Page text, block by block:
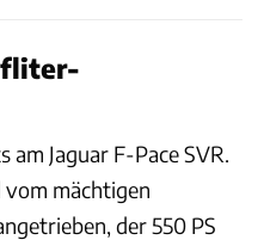
am Jaguar F-Pace SVR.
mächtigen
der 550 PS